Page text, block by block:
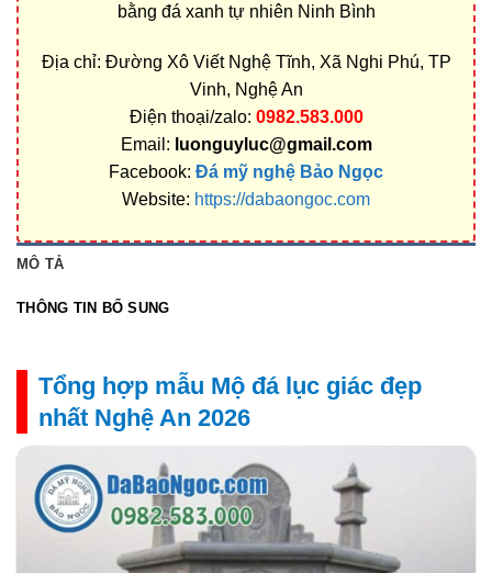
bằng đá xanh tự nhiên Ninh Bình
Địa chỉ: Đường Xô Viết Nghệ Tĩnh, Xã Nghi Phú, TP
Vinh, Nghệ An
Điện thoại/zalo: 0982.583.000
Email: luonguyluc@gmail.com
Facebook: Đá mỹ nghệ Bảo Ngọc
Website: https://dabaongoc.com
MÔ TẢ
THÔNG TIN BỔ SUNG
Tổng hợp mẫu Mộ đá lục giác đẹp
nhất Nghệ An 2026